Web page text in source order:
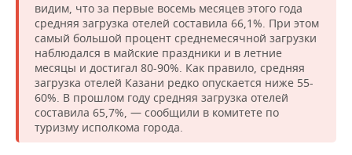
видим, что за первые восемь месяцев этого года
средняя загрузка отелей составила 66,1%. При этом
самый большой процент среднемесячной загрузки
наблюдался в майские праздники и в летние
месяцы и достигал 80-90%. Как правило, средняя
загрузка отелей Казани редко опускается ниже 55-
60%. В прошлом году средняя загрузка отелей
составила 65,7%, — сообщили в комитете по
туризму исполкома города.